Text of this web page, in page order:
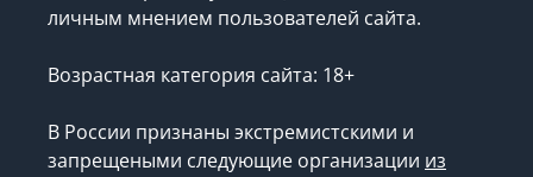
личным мнением пользователей сайта.
Возрастная категория сайта: 18+
В России признаны экстремистскими и
запрещеными следующие организации из